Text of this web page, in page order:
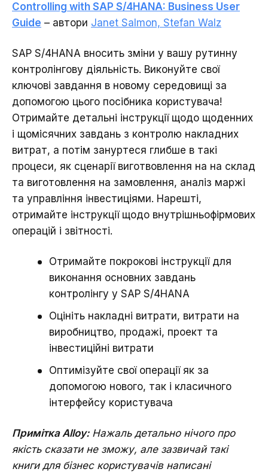
Controlling with SAP S/4HANA: Business User
Guide – автори Janet Salmon, Stefan Walz
SAP S/4HANA вносить зміни у вашу рутинну
контролінгову діяльність. Виконуйте свої
ключові завдання в новому середовищі за
допомогою цього посібника користувача!
Отримайте детальні інструкції щодо щоденних
і щомісячних завдань з контролю накладних
витрат, а потім зануртеся глибше в такі
процеси, як сценарії виготвовлення на на склад
та виготовлення на замовлення, аналіз маржі
та управління інвестиціями. Нарешті,
отримайте інструкції щодо внутрішньофірмових
операцій і звітності.
Отримайте покрокові інструкції для
виконання основних завдань
контролінгу у SAP S/4HANA
Оцініть накладні витрати, витрати на
виробництво, продажі, проект та
інвестиційні витрати
Оптимізуйте свої операції як за
допомогою нового, так і класичного
інтерфейсу користувача
Примітка Alloy:Нажаль детально нічого про
якість сказати не зможу, але зазвичай такі
книги для бізнес користувачів написані